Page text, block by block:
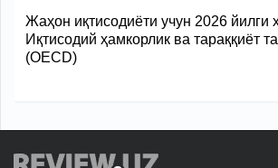
Жаҳон иқтисодиёти учун 2026
Иқтисодий ҳамкорлик ва тараққиёт
(OECD)